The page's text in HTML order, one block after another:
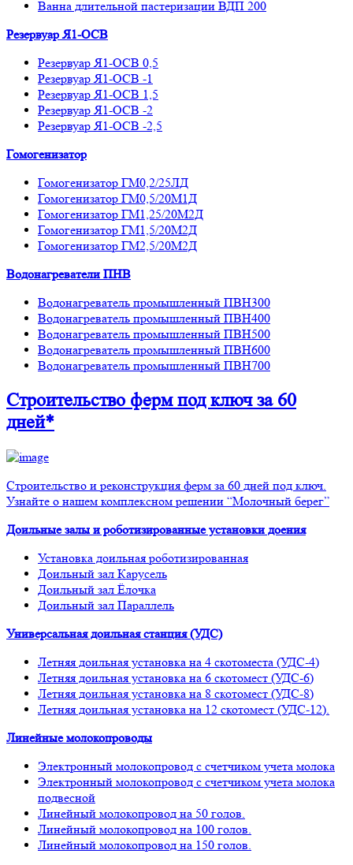
Ванна длительной пастеризации ВДП 200
Резервуар Я1-ОСВ
Резервуар Я1-ОСВ 0,5
Резервуар Я1-ОСВ -1
Резервуар Я1-ОСВ 1,5
Резервуар Я1-ОСВ -2
Резервуар Я1-ОСВ -2,5
Гомогенизатор
Гомогенизатор ГМ0,2/25ЛД
Гомогенизатор ГМ0,5/20М1Д
Гомогенизатор ГМ1,25/20М2Д
Гомогенизатор ГМ1,5/20М2Д
Гомогенизатор ГМ2,5/20М2Д
Водонагреватели ПНВ
Водонагреватель промышленный ПВН300
Водонагреватель промышленный ПВН400
Водонагреватель промышленный ПВН500
Водонагреватель промышленный ПВН600
Водонагреватель промышленный ПВН700
Строительство фермпод ключ за 60
дней*
Строительство и реконструкция ферм за 60 дней под ключ.
Узнайте о нашем комплексном решении “Молочный берег”
Доильные залы и роботизированные установки доения
Установка доильная роботизированная
Доильный зал Карусель
Доильный зал Ёлочка
Доильный зал Параллель
Универсальная доильная станция (УДС)
Летняя доильная установка на 4 скотоместа (УДС-4)
Летняя доильная установка на 6 скотомест (УДС-6)
Летняя доильная установка на 8 скотомест (УДС-8)
Летняя доильная установка на 12 скотомест (УДС-12).
Линейные молокопроводы
Электронный молокопровод с счетчиком учета молока
Электронный молокопровод с счетчиком учета молока
подвесной
Линейный молокопровод на 50 голов.
Линейный молокопровод на 100 голов.
Линейный молокопровод на 150 голов.